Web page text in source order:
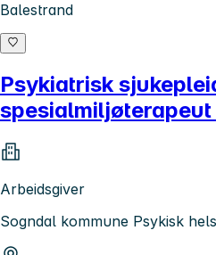
Balestrand
Psykiatrisk
Arbeidsgiver
Sogndal kommune Psykisk